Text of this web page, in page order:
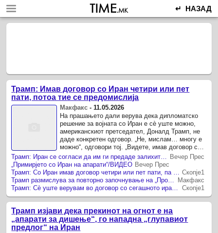
↵ НАЗАД
Трамп: Имав договор со Иран четири или пет
пати, потоа тие се предомислија
Макфакс - 11.05.2026
На прашањето дали верува дека дипломатско
решение за војната со Иран е сè уште можно,
американскиот претседател, Доналд Трамп, не
даде конкретен одговор. „Не, мислам… многу е
можно“, одговори тој. „Видете, имав договор со
нив четири или пет пати.
Вечер Прес
„Примирјето со Иран на апарати“/ВИДЕО Вечер Прес
Скопје1
Макфакс
Скопје1
Трамп изјави дека прекинот на огнот е на
„апарати за дишење“, го нападна „глупавиот
предлог“ на Иран